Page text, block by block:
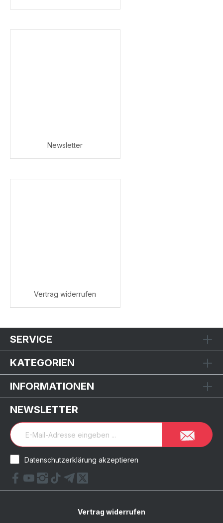
Newsletter
Vertrag widerrufen
SERVICE
KATEGORIEN
INFORMATIONEN
NEWSLETTER
Datenschutzerklärung akzeptieren
Vertrag widerrufen